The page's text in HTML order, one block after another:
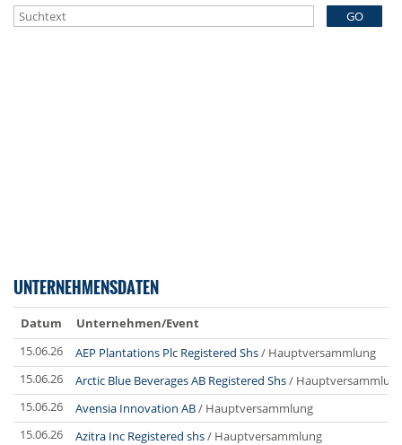
GO
UNTERNEHMENSDATEN
Datum
Unternehmen/Event
15.06.26
AEP Plantations Plc Registered Shs/ Hauptversammlung
15.06.26
Arctic Blue Beverages AB Registered Shs/
15.06.26
Avensia Innovation AB/ Hauptversammlung
15.06.26
Azitra Inc Registered shs/ Hauptversammlung